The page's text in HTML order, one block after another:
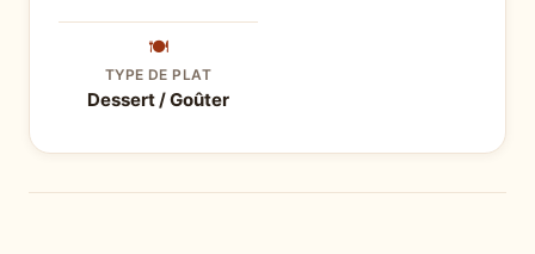
🍽
TYPE DE PLAT
Dessert / Goûter